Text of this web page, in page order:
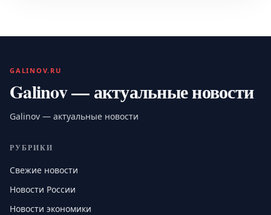
GALINOV.RU
Galinov — актуальные новости
Galinov — актуальные новости
РУБРИКИ
Свежие новости
Новости России
Новости экономики